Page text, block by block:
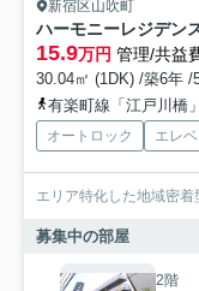
新宿区山吹町
ハーモニーレジデン
15.9万円 管理/共益
30.04㎡ (1DK) /築6年 /
有楽町線「江戸川橋
オートロック エレ
エリア特化した地域密
募集中の部屋
2階